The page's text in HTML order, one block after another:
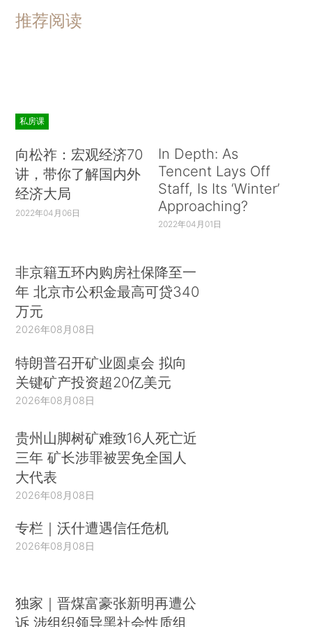
推荐阅读
私房课
向松祚：宏观经济70
讲，带你了解国内外
经济大局
2022年04月06日
In Depth: As
Tencent Lays Off
Staff, Is Its ‘Winter’
Approaching?
2022年04月01日
非京籍五环内购房社保降至一
年 北京市公积金最高可贷340
万元
2026年08月08日
特朗普召开矿业圆桌会 拟向
关键矿产投资超20亿美元
2026年08月08日
贵州山脚树矿难致16人死亡近
三年 矿长涉罪被罢免全国人
大代表
2026年08月08日
专栏｜沃什遭遇信任危机
2026年08月08日
独家｜晋煤富豪张新明再遭公
诉 涉组织领导黑社会性质组